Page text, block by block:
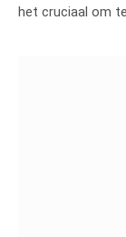
het cruciaal om